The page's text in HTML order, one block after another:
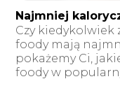
Najmniej
Czy kiedykolwiek
foody mają
pokażemy Ci,
foody w